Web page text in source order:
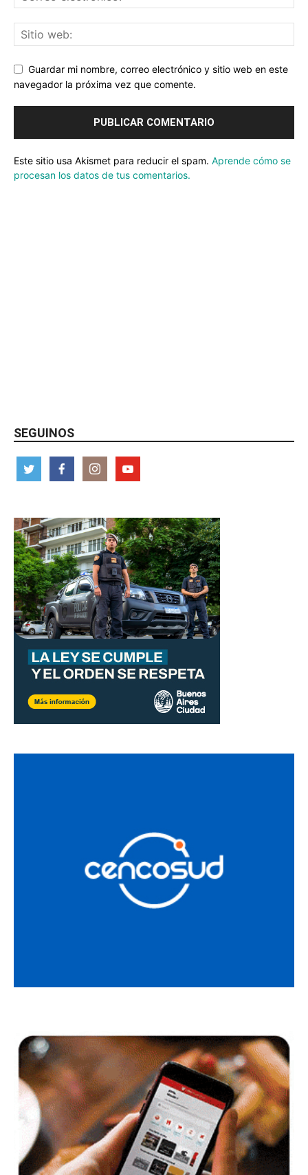
Guardar mi nombre, correo electrónico y sitio web en este
navegador la próxima vez que comente.
Este sitio usa Akismet para reducir el spam. Aprende cómo se
procesan los datos de tus comentarios.
SEGUINOS